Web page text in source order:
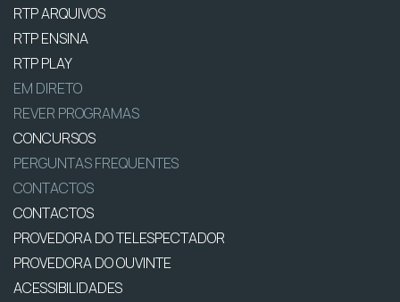
RTP ARQUIVOS
RTP ENSINA
RTP PLAY
EM DIRETO
REVER PROGRAMAS
CONCURSOS
PERGUNTAS FREQUENTES
CONTACTOS
CONTACTOS
PROVEDORA DO TELESPECTADOR
PROVEDORA DO OUVINTE
ACESSIBILIDADES